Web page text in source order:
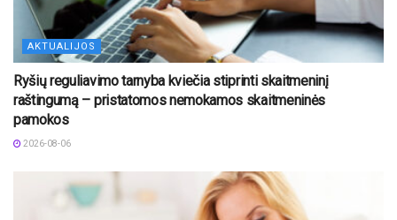
AKTUALIJOS
Ryšių reguliavimo tarnyba kviečia stiprinti skaitmeninį
raštingumą – pristatomos nemokamos skaitmeninės
pamokos
2026-08-06